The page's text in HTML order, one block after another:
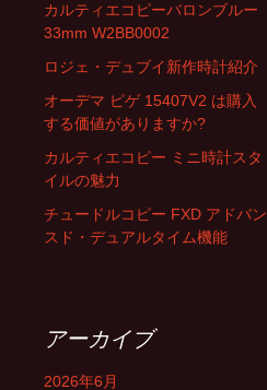
カルティエコピーバロンブルー
33mm W2BB0002
ロジェ・デュブイ新作時計紹介
オーデマ ピゲ 15407V2 は購入
する価値がありますか?
カルティエコピー ミニ時計スタ
イルの魅力
チュードルコピー FXD アドバン
スド・デュアルタイム機能
アーカイブ
2026年6月